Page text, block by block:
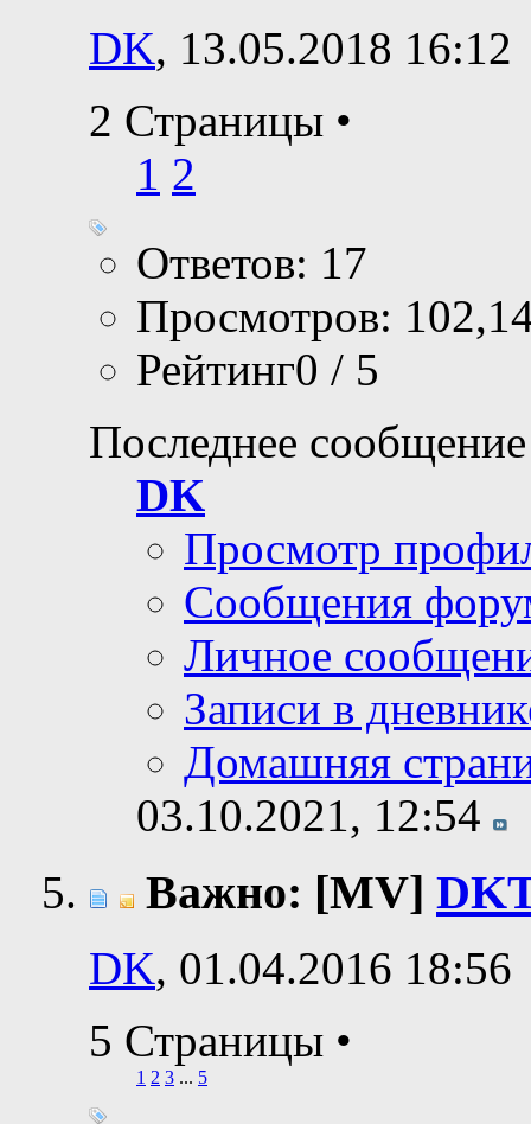
DK, 13.05.2018 16:12
2 Страницы •
1 2
Ответов: 17
Просмотров:
Рейтинг0 / 5
Последнее
DK
Просмотр
Сообщения
Личное
Записи в
Домашняя
03.10.2021, 12:54
Важно: [MV]
DK, 01.04.2016 18:56
5 Страницы •
1 2 3 ... 5